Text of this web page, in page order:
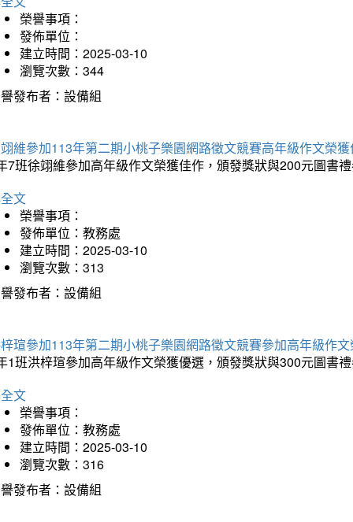
榮譽事項：
發佈單位：
建立時間：2025-03-10
瀏覽次數：344
發布者：設備組
維參加113年第二期小桃子樂園網路徵文競賽高年級作文榮
7班徐翊維參加高年級作文榮獲佳作，頒發獎狀與200元圖書
文
榮譽事項：
發佈單位：教務處
建立時間：2025-03-10
瀏覽次數：313
發布者：設備組
瑄參加113年第二期小桃子樂園網路徵文競賽參加高年級作
1班洪梓瑄參加高年級作文榮獲優選，頒發獎狀與300元圖書
文
榮譽事項：
發佈單位：教務處
建立時間：2025-03-10
瀏覽次數：316
發布者：設備組